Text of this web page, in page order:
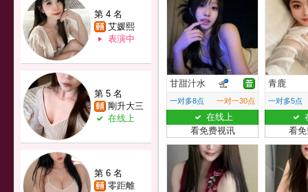
第 4 名
艾媛熙
表演中
第 5 名
剛升大三
在线上
第 6 名
零距離
甘甜汁水
一对多8点 一对一30点
在线上
看免费视讯
青鹿
一对多5点
看